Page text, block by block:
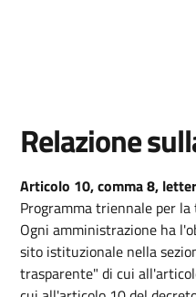
Relazione
Articolo 10, comma 8,
Programma triennale per
Ogni amministrazione ha
sito istituzionale nella
trasparente" di cui